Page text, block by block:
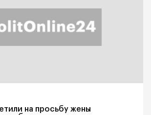
на просьбу жены